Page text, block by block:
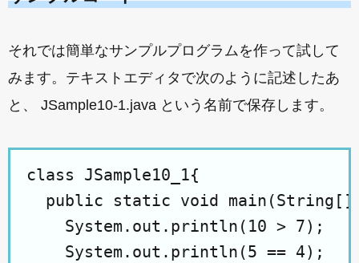
それでは簡単なサンプルプログラムを作って試して
みます。テキストエディタで次のように記述したあ
と、 JSample10-1.java という名前で保存します。
class JSample10_1{
public static void main(String[]
    System.out.println(10 > 7);
    System.out.println(5 == 4);